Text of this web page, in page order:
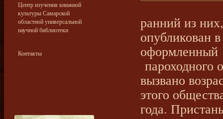
Центр изучения книжной
культуры Самарской
областной универсальной
научной библиотеки
Контакты
ранний из
опубликован
оформленный
пароходного
вызвано
этого
года.